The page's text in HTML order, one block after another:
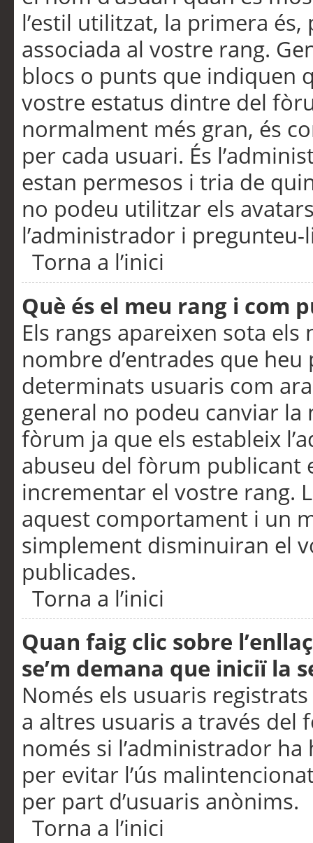
l’estil utilitzat, la primera
associada al vostre rang.
blocs o punts que indiquen
vostre estatus dintre del
normalment més gran, és
per cada usuari. És
estan permesos i tria de
no podeu utilitzar els
l’administrador i pregunteu-
Torna a l’inici
Què és el meu rang i com
Els rangs apareixen sota
nombre d’entrades que
determinats usuaris com
general no podeu canviar
fòrum ja que els estableix
abuseu del fòrum publicant
incrementar el vostre rang.
aquest comportament i un
simplement disminuiran el
publicades.
Torna a l’inici
Quan faig clic sobre
se’m demana que iniciï la
Només els usuaris
a altres usuaris a través
només si l’administrador
per evitar l’ús
per part d’usuaris anònims.
Torna a l’inici